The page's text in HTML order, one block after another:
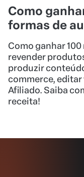
Como
formas de
Como ganhar
revender
produzir
commerce, editar
Afiliado. Saiba
receita!